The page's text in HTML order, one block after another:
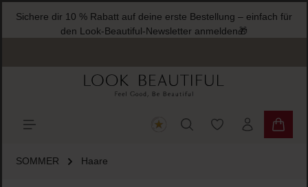
springen
Sichere dir 10 % Rabatt auf deine erste Bestellung – einfach für
den Look-Beautiful-Newsletter anmelden🎁
Du hast 0
SOMMER Haare